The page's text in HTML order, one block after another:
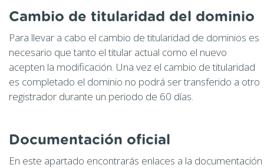
Cambio de titularidad del dominio
Para llevar a cabo el cambio de titularidad de dominios es
necesario que tanto el titular actual como el nuevo
acepten la modificación. Una vez el cambio de titularidad
es completado el dominio no podrá ser transferido a otro
registrador durante un periodo de 60 días.
Documentación oficial
En este apartado encontrarás enlaces a la documentación